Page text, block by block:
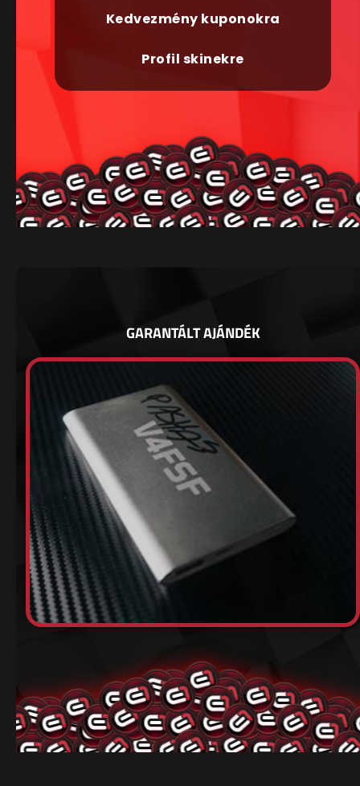
Kedvezmény kuponokra
Profil skinekre
GARANTÁLT AJÁNDÉK